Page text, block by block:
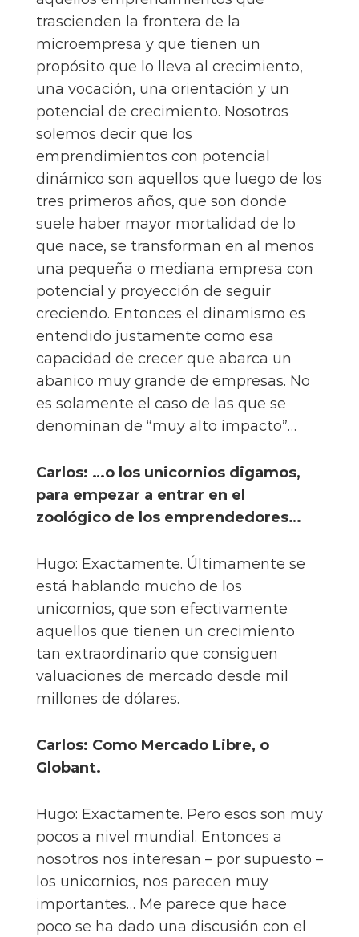
trascienden la frontera de la
microempresa y que tienen un
propósito que lo lleva al crecimiento,
una vocación, una orientación y un
potencial de crecimiento. Nosotros
solemos decir que los
emprendimientos con potencial
dinámico son aquellos que luego de los
tres primeros años, que son donde
suele haber mayor mortalidad de lo
que nace, se transforman en al menos
una pequeña o mediana empresa con
potencial y proyección de seguir
creciendo. Entonces el dinamismo es
entendido justamente como esa
capacidad de crecer que abarca un
abanico muy grande de empresas. No
es solamente el caso de las que se
denominan de “muy alto impacto”…
Carlos: …o los unicornios digamos,
para empezar a entrar en el
zoológico de los emprendedores…
Hugo: Exactamente. Últimamente se
está hablando mucho de los
unicornios, que son efectivamente
aquellos que tienen un crecimiento
tan extraordinario que consiguen
valuaciones de mercado desde mil
millones de dólares.
Carlos: Como Mercado Libre, o
Globant.
Hugo: Exactamente. Pero esos son muy
pocos a nivel mundial. Entonces a
nosotros nos interesan – por supuesto –
los unicornios, nos parecen muy
importantes… Me parece que hace
poco se ha dado una discusión con el